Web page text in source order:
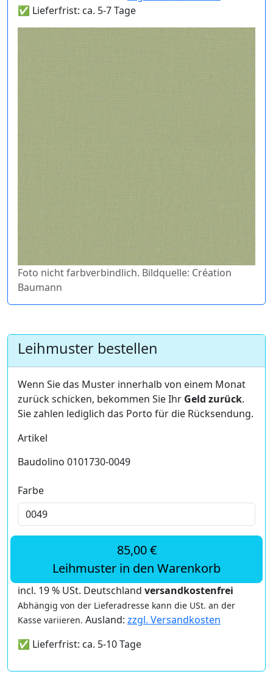
✅ Lieferfrist: ca. 5-7 Tage
Foto nicht farbverbindlich. Bildquelle: Création
Baumann
Leihmuster bestellen
Wenn Sie das Muster innerhalb von einem Monat
zurück schicken, bekommen Sie Ihr Geld zurück.
Sie zahlen lediglich das Porto für die Rücksendung.
Artikel
Baudolino 0101730-0049
Farbe
85,00 €
Leihmuster in den Warenkorb
incl. 19 % USt. Deutschland versandkostenfrei
Abhängig von der Lieferadresse kann die USt. an der
Kasse variieren. Ausland: zzgl. Versandkosten
✅ Lieferfrist: ca. 5-10 Tage